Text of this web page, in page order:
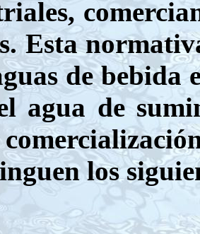
Esta
de bebida
agua de
los